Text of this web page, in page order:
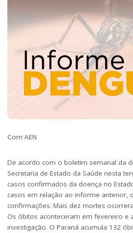
Com AEN
De acordo com o boletim semanal da
Secretaria de Estado da Saúde nesta
casos confirmados da doença no
casos em relação ao informe anterior,
confirmações. Mais dez mortes
Os óbitos aconteceram em fevereiro e
investigação. O Paraná acumula 132